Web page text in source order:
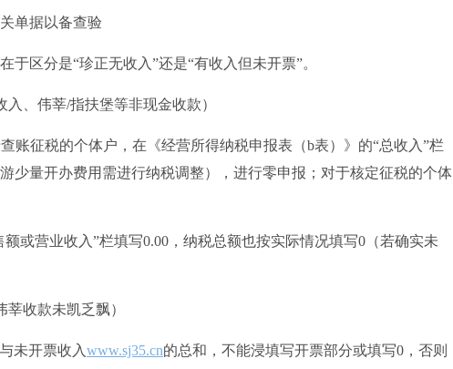
单据以备查验
区分是“珍正无收入”还是“有收入但未开票”。
、伟莘/指扶堡等非现金收款）
账征税的个体户，在《经营所得纳税申报表（b表）》的“总收入”栏
少量开办费用需进行纳税调整），进行零申报；对于核定征税的个体
或营业收入”栏填写0.00，纳税总额也按实际情况填写0（若确实未
收款未凯乏飘）
未开票收入www.sj35.cn的总和，不能浸填写开票部分或填写0，否则